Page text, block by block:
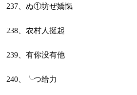
237、ぬ①坊ぜ嬌愾
238、农村人挺起
239、有你没有他
240、╰つ给力